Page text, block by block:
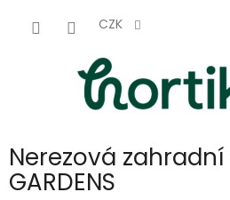
CZK
Nerezová zahradní
GARDENS